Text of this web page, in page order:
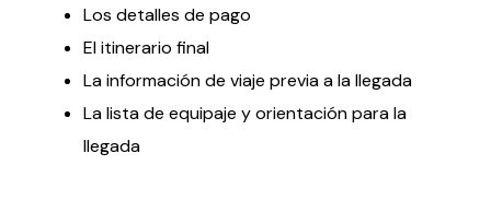
Los detalles de pago
El itinerario final
La información de viaje previa a la llegada
La lista de equipaje y orientación para la
llegada